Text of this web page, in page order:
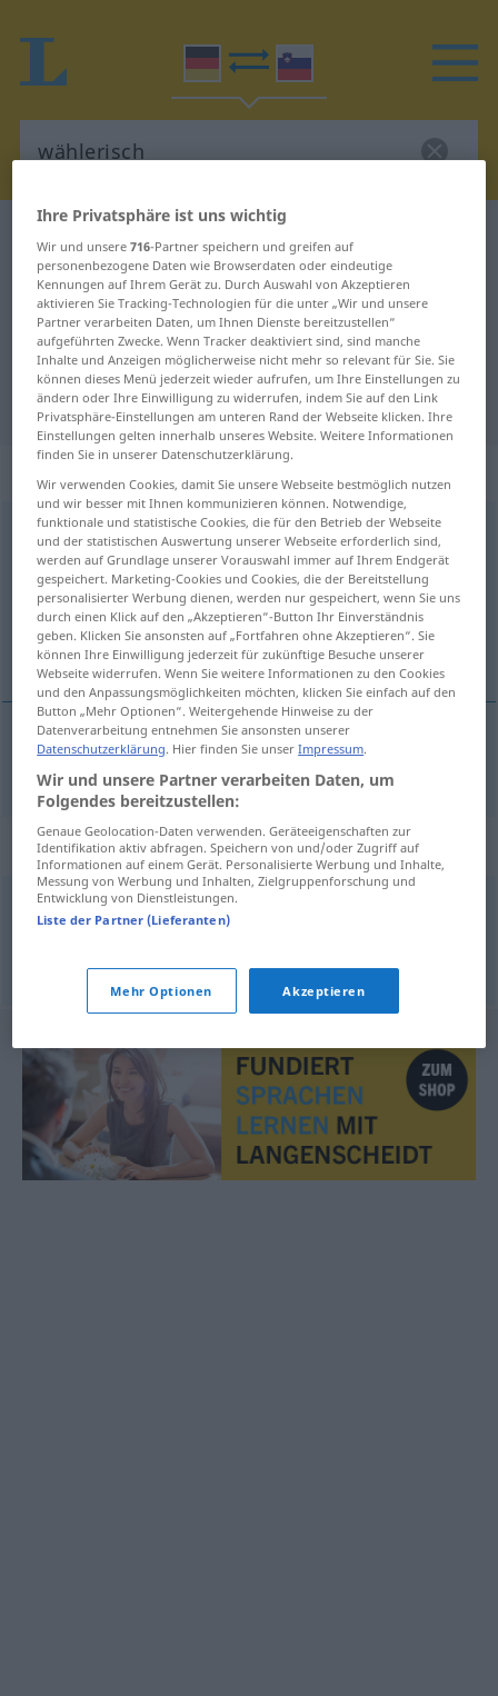
Deutsch-Slowenisch Übersetzung
für "wählerisch"
"wählerisch" Slowenisch
Übersetzung
„wählerisch“
wählerisch
Übersicht aller Übersetzungen
(Für mehr Details die Übersetzung anklicken/antippen)
izbírčen
wählerisch
Synonyme für "wählerisch"
kritisch,anspruchsvoll
© OpenThesaurus.de
Ihre Privatsphäre ist uns wichtig
Wir und unsere716-Partner speichern und greifen auf
personenbezogene Daten wie Browserdaten oder eindeutige
Kennungen auf Ihrem Gerät zu. Durch Auswahl von Akzeptieren
aktivieren Sie Tracking-Technologien für die unter „Wir und unsere
Partner verarbeiten Daten, um Ihnen Dienste bereitzustellen“
aufgeführten Zwecke. Wenn Tracker deaktiviert sind, sind manche
Inhalte und Anzeigen möglicherweise nicht mehr so relevant für Sie. Sie
können dieses Menü jederzeit wieder aufrufen, um Ihre Einstellungen zu
ändern oder Ihre Einwilligung zu widerrufen, indem Sie auf den Link
Privatsphäre-Einstellungen am unteren Rand der Webseite klicken. Ihre
Einstellungen gelten innerhalb unseres Website. Weitere Informationen
finden Sie in unserer Datenschutzerklärung.
Wir verwenden Cookies, damit Sie unsere Webseite bestmöglich nutzen
und wir besser mit Ihnen kommunizieren können. Notwendige,
funktionale und statistische Cookies, die für den Betrieb der Webseite
und der statistischen Auswertung unserer Webseite erforderlich sind,
werden auf Grundlage unserer Vorauswahl immer auf Ihrem Endgerät
gespeichert. Marketing-Cookies und Cookies, die der Bereitstellung
personalisierter Werbung dienen, werden nur gespeichert, wenn Sie uns
durch einen Klick auf den „Akzeptieren“-Button Ihr Einverständnis
geben. Klicken Sie ansonsten auf „Fortfahren ohne Akzeptieren“. Sie
können Ihre Einwilligung jederzeit für zukünftige Besuche unserer
Webseite widerrufen. Wenn Sie weitere Informationen zu den Cookies
und den Anpassungsmöglichkeiten möchten, klicken Sie einfach auf den
Button „Mehr Optionen“. Weitergehende Hinweise zu der
Datenverarbeitung entnehmen Sie ansonsten unserer
Datenschutzerklärung. Hier finden Sie unserImpressum.
Wir und unsere Partner verarbeiten Daten, um
Folgendes bereitzustellen:
Genaue Geolocation-Daten verwenden. Geräteeigenschaften zur
Identifikation aktiv abfragen. Speichern von und/oder Zugriff auf
Informationen auf einem Gerät. Personalisierte Werbung und Inhalte,
Messung von Werbung und Inhalten, Zielgruppenforschung und
Entwicklung von Dienstleistungen.
Liste der Partner (Lieferanten)
Mehr Optionen Akzeptieren